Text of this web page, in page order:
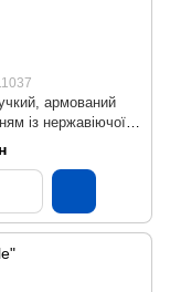
армований
із нержавіючої
L = 200 мм